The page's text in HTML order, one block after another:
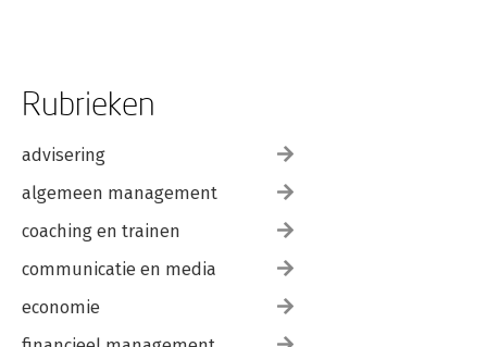
Rubrieken
advisering
algemeen management
coaching en trainen
communicatie en media
economie